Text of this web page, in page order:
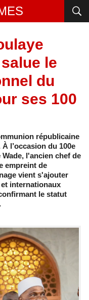
le
du
ses 100
républicaine
l’occasion du 100e
l'ancien chef de
empreint de
vient s'ajouter
internationaux
le statut